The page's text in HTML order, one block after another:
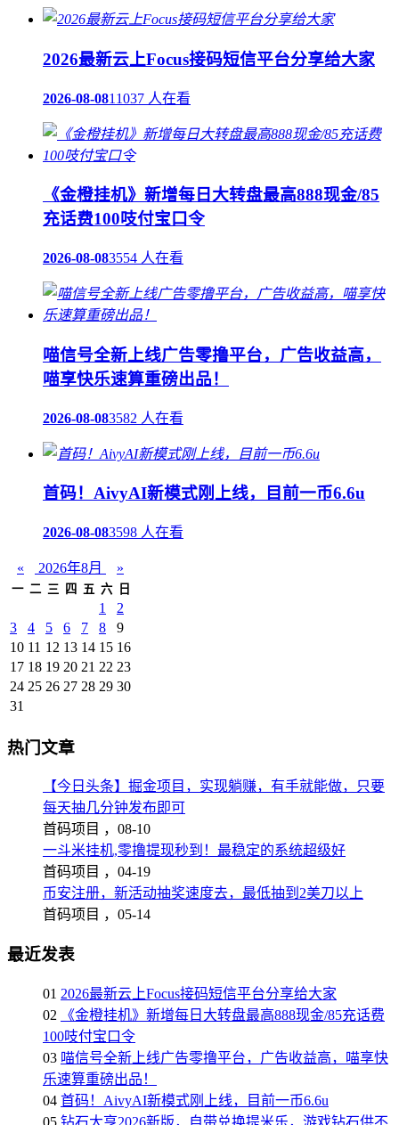
2026最新云上Focus接码短信平台分享给大家
2026-08-0811037 人在看
《金橙挂机》新增每日大转盘最高888现金/85
充话费100吱付宝口令
2026-08-083554 人在看
喵信号全新上线广告零撸平台，广告收益高，
喵享快乐速算重磅出品！
2026-08-083582 人在看
首码！AivyAI新模式刚上线，目前一币6.6u
2026-08-083598 人在看
« 2026年8月 »
一 二 三 四 五 六 日
1
2
3
4 5 6 7 8
9
10 11 12 13 14 15 16
17 18 19 20 21 22 23
24 25 26 27 28 29 30
31
热门文章
【今日头条】掘金项目，实现躺赚，有手就能做，只要
每天抽几分钟发布即可
首码项目 ， 08-10
一斗米挂机,零撸提现秒到！最稳定的系统超级好
首码项目 ， 04-19
币安注册，新活动抽奖速度去，最低抽到2美刀以上
首码项目 ， 05-14
最近发表
01 2026最新云上Focus接码短信平台分享给大家
02
《金橙挂机》新增每日大转盘最高888现金/85充话费
100吱付宝口令
03 喵信号全新上线广告零撸平台，广告收益高，喵享快
乐速算重磅出品！
04 首码！AivyAI新模式刚上线，目前一币6.6u
05 钻石大亨2026新版，自带兑换提米乐，游戏钻石供不